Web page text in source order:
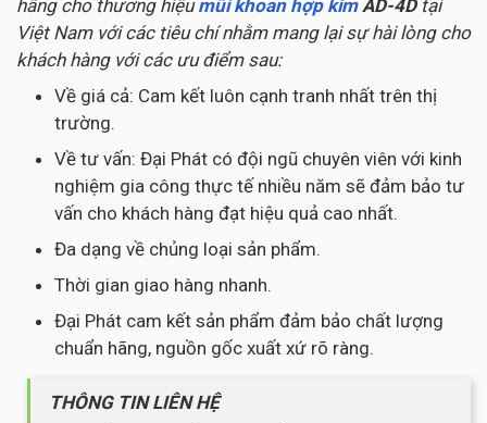
hãng cho thương hiệu mũi khoan hợp kimAD-4D tại
Việt Nam với các tiêu chí nhằm mang lại sự hài lòng cho
khách hàng với các ưu điểm sau:
Về giá cả: Cam kết luôn cạnh tranh nhất trên thị
trường.
Về tư vấn: Đại Phát có đội ngũ chuyên viên với kinh
nghiệm gia công thực tế nhiều năm sẽ đảm bảo tư
vấn cho khách hàng đạt hiệu quả cao nhất.
Đa dạng về chủng loại sản phẩm.
Thời gian giao hàng nhanh.
Đại Phát cam kết sản phẩm đảm bảo chất lượng
chuẩn hãng, nguồn gốc xuất xứ rõ ràng.
THÔNG TIN LIÊN HỆ